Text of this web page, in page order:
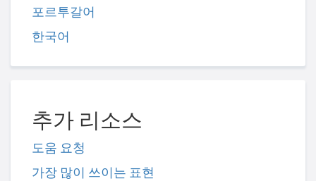
포르투갈어
한국어
추가 리소스
도움 요청
가장 많이 쓰이는 표현